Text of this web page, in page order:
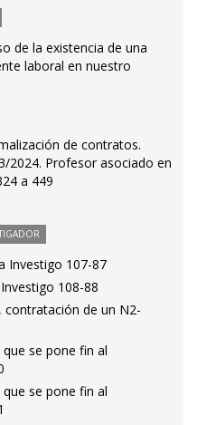
de la existencia de una
laboral en nuestro
de contratos.
2024. Profesor asociado en
a 449
Investigo 107-87
108-88
contratación de un N2-
se pone fin al
se pone fin al